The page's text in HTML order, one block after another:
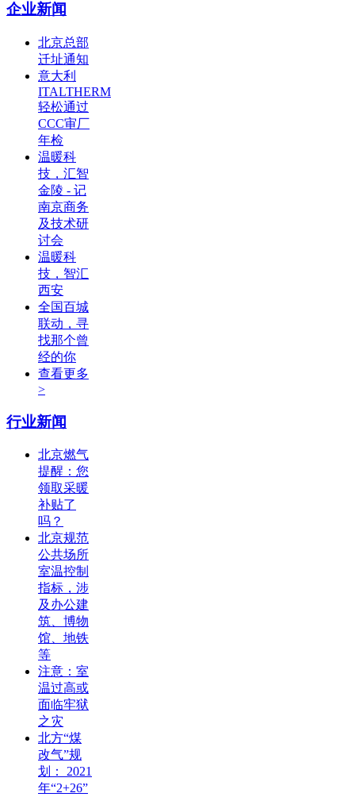
企业新闻
北京总部
迁址通知
意大利
ITALTHERM
轻松通过
CCC审厂
年检
温暖科
技，汇智
金陵 - 记
南京商务
及技术研
讨会
温暖科
技，智汇
西安
全国百城
联动，寻
找那个曾
经的你
查看更多
>
行业新闻
北京燃气
提醒：您
领取采暖
补贴了
吗？
北京规范
公共场所
室温控制
指标，涉
及办公建
筑、博物
馆、地铁
等
注意：室
温过高或
面临牢狱
之灾
北方“煤
改气”规
划： 2021
年“2+26”